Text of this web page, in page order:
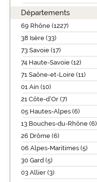
Départements
69 Rhône (1227)
38 Isère (33)
73 Savoie (17)
74 Haute-Savoie (12)
71 Saône-et-Loire (11)
01 Ain (10)
21 Côte-d’Or (7)
05 Hautes-Alpes (6)
13 Bouches-du-Rhône (6)
26 Drôme (6)
06 Alpes-Maritimes (5)
30 Gard (5)
03 Allier (3)